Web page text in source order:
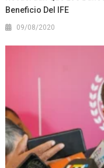
Beneficio Del IFE
09/08/2020